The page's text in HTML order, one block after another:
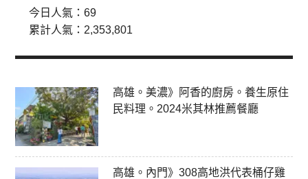
今日人氣：69
累計人氣： 2,353,801
高雄。美濃》阿香的廚房。養生原住
民料理。2024米其林推薦餐廳
高雄。內門》308高地洪代表桶仔雞